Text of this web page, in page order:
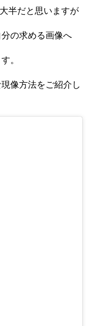
半だと思いますが
の求める画像へ
。
像方法をご紹介し